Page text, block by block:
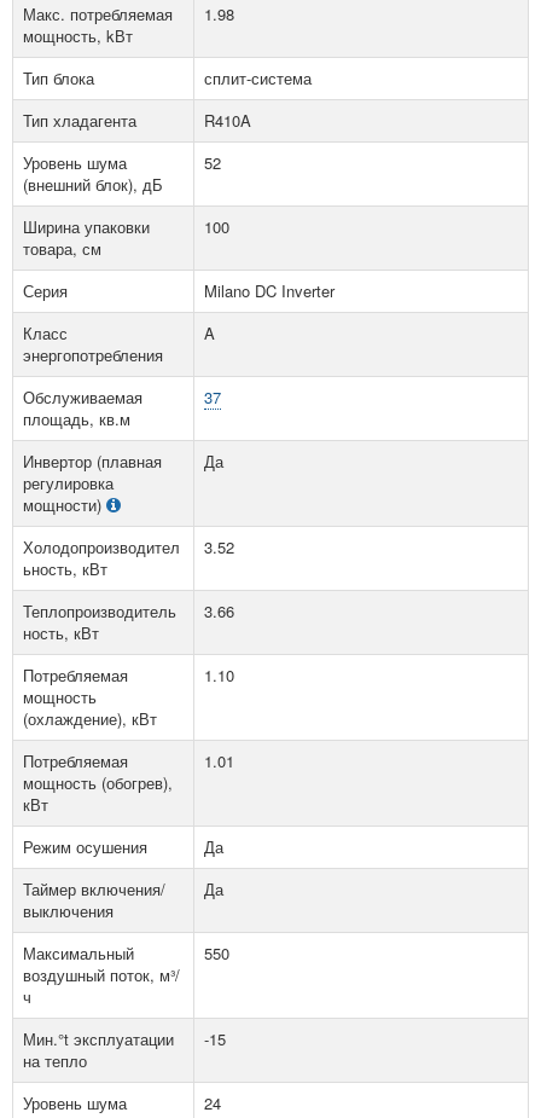
Макс. потребляемая
мощность, kВт
1.98
Тип блока
сплит-система
Тип хладагента
R410A
Уровень шума
(внешний блок), дБ
52
Ширина упаковки
товара, см
100
Серия
Milano DC Inverter
Класс
энергопотребления
A
Обслуживаемая
площадь, кв.м
37
Инвертор (плавная
регулировка
мощности)
Да
Холодопроизводител
ьность, кВт
3.52
Теплопроизводитель
ность, кВт
3.66
Потребляемая
мощность
(охлаждение), кВт
1.10
Потребляемая
мощность (обогрев),
кВт
1.01
Режим осушения
Да
Таймер включения/
выключения
Да
Максимальный
воздушный поток, м³/
ч
550
Мин.°t эксплуатации
на тепло
-15
Уровень шума
24